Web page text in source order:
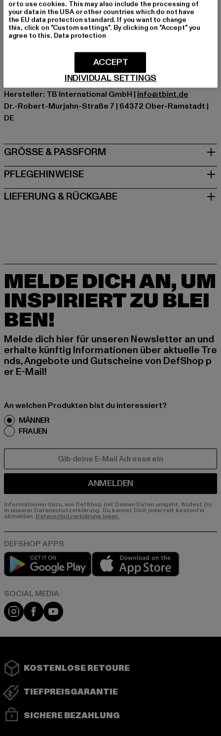
Marke: Flexfit
Kat.: Snapback
Farbe: blau
Materialzusammensetzung: 80% Polyacryl, 20% Wolle
Art.Nr: 6089MT-00594
Hersteller: TB International GmbH | info@tbint.de
Dr.-Robert-Murjahn-Straße 7 | 64372 Ober-Ramstadt |
DE
GRÖSSE & PASSFORM
PFLEGEHINWEISE
LIEFERUNG & RÜCKGABE
MELDE DICH AN, UM
INSPIRIERT ZU BLEI
BEN!
Melde dich hier für unseren Newsletter an und
erhalte künftig Informationen über aktuelle Tre
nds, Angebote und Gutscheine von DefShop p
er E-Mail!
An welchen Produkten bist du interessiert?
MÄNNER
FRAUEN
ANMELDEN
Informationen dazu, wie DefShop mit Deinen Daten umgeht, findest Du
in unserer Datenschutzerklärung. Du kannst Dich jederzeit kostenfei
abmelden. Datenschutzerklärung lesen.
Play market
Instagram
FacebookYouTube
KOSTENLOSE RETOURE
TIEFPREISGARANTIE
SICHERE BEZAHLUNG
or to use cookies. This may also include the processing of
your data in the USA or other countries which do not have
the EU data protection standard. If you want to change
this, click on "Custom settings". By clicking on "Accept" you
agree to this. Data protection
INDIVIDUAL SETTINGS
ACCEPT